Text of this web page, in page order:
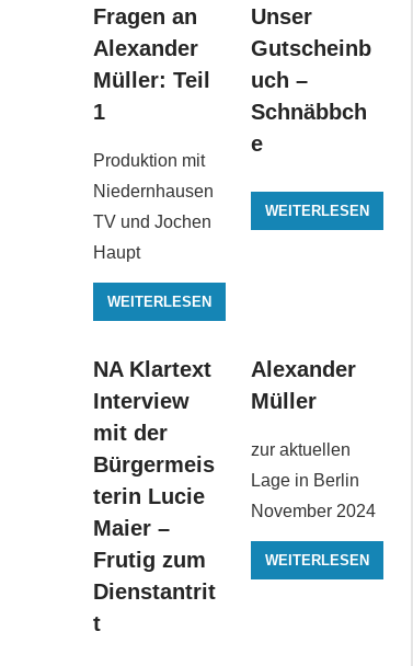
Fragen an
Alexander
Müller: Teil
1
Produktion mit
Niedernhausen
TV und Jochen
Haupt
WEITERLESEN
Unser
Gutscheinb
uch –
Schnäbbch
e
WEITERLESEN
NA Klartext
Interview
mit der
Bürgermeis
terin Lucie
Maier –
Frutig zum
Dienstantrit
t
Alexander
Müller
zur aktuellen
Lage in Berlin
November 2024
WEITERLESEN